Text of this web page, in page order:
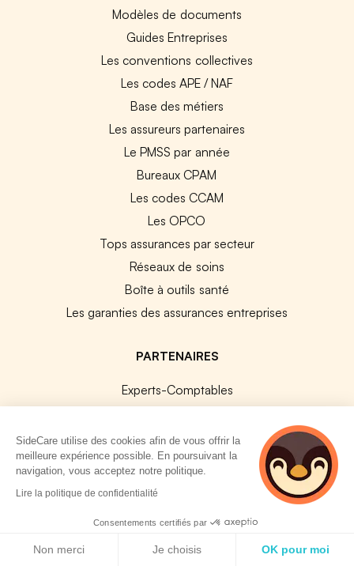
Modèles de documents
Guides Entreprises
Les conventions collectives
Les codes APE / NAF
Base des métiers
Les assureurs partenaires
Le PMSS par année
Bureaux CPAM
Les codes CCAM
Les OPCO
Tops assurances par secteur
Réseaux de soins
Boîte à outils santé
Les garanties des assurances entreprises
PARTENAIRES
Experts-Comptables
Payfit & SideCare
Lucca & SideCare
Nibelis & SideCare
Lianeli & SideCare
SideCare utilise des cookies afin de vous offrir la
meilleure expérience possible. En poursuivant la
navigation, vous acceptez notre politique.
Lire la politique de confidentialité
Consentements certifiés par
Non merci Je choisis OK pour moi
2 personnes
consultent
actuellement cette